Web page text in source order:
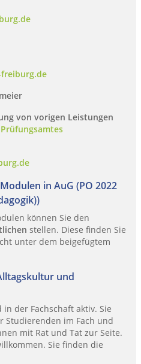
von vorigen Leistungen
in AuG (PO 2022
können Sie den
stellen. Diese finden Sie
unter dem beigefügtem
und
der Fachschaft aktiv. Sie
Studierenden im Fach und
mit Rat und Tat zur Seite.
Sie finden die